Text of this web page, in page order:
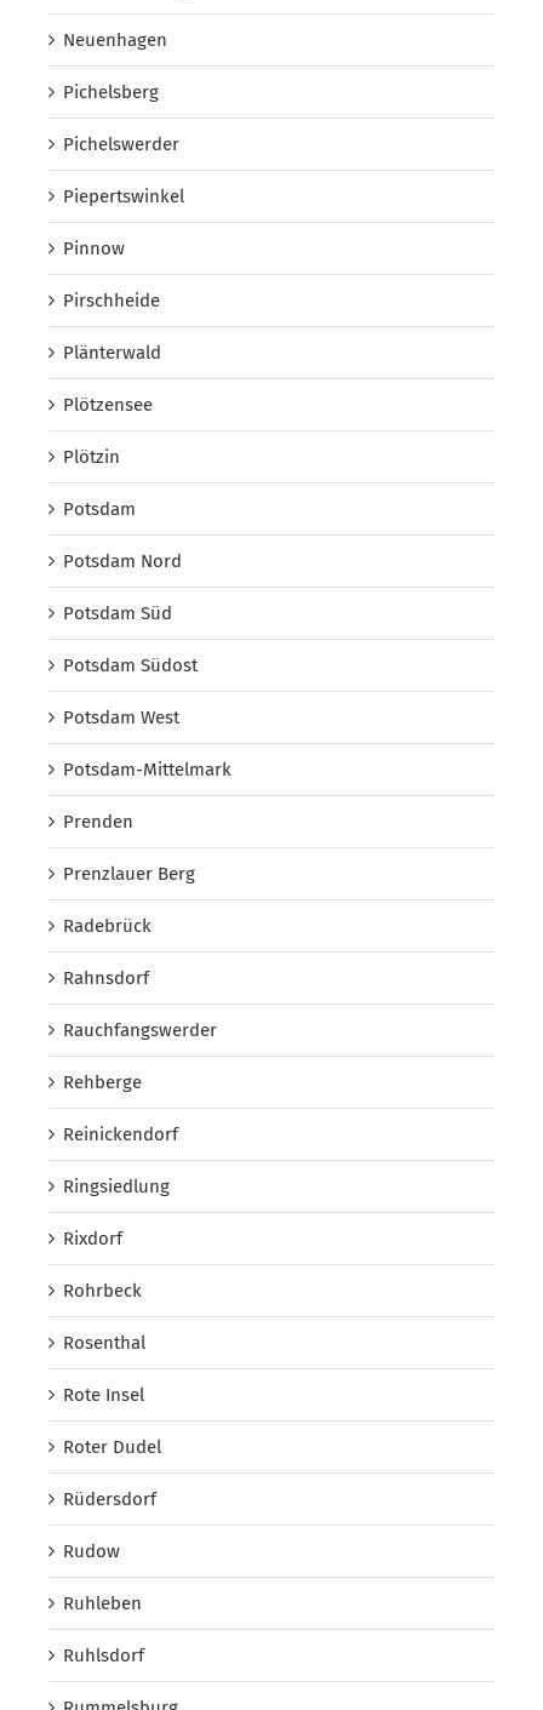
Neuenhagen
Pichelsberg
Pichelswerder
Piepertswinkel
Pinnow
Pirschheide
Plänterwald
Plötzensee
Plötzin
Potsdam
Potsdam Nord
Potsdam Süd
Potsdam Südost
Potsdam West
Potsdam-Mittelmark
Prenden
Prenzlauer Berg
Radebrück
Rahnsdorf
Rauchfangswerder
Rehberge
Reinickendorf
Ringsiedlung
Rixdorf
Rohrbeck
Rosenthal
Rote Insel
Roter Dudel
Rüdersdorf
Rudow
Ruhleben
Ruhlsdorf